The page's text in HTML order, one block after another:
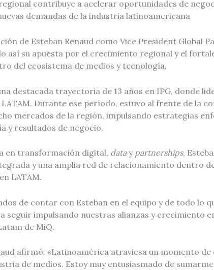
contribuye a acelerar oportunidades de
demandas de la industria latinoamericana
de Esteban Renaud como Vice President Global
así su apuesta por el crecimiento regional y el
del ecosistema de medios y tecnología.
destacada trayectoria de 13 años en IPG, donde
LATAM. Durante ese período, estuvo al frente de la
mercados de la región, impulsando estrategias
y resultados de negocio.
en transformación digital, datay partnerships,
y una amplia red de relacionamiento dentro
LATAM.
de contar con Esteban en el equipo y de todo lo
seguir impulsando nuestras alianzas y crecimiento
de MiQ.
afirmó: «Latinoamérica atraviesa un momento de
de medios. Estoy muy entusiasmado de